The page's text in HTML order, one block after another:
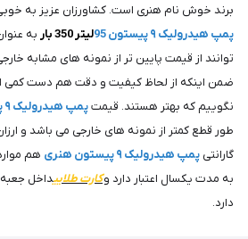
برند خوش نام هنری است. کشاورزان عزیز به
پمپ هیدرولیک ۹ پیستون 95
لیتر 350 بار
به
توانند از قیمت پایین تر از نمونه های مشابه
ضمن اینکه از لحاظ کیفیت و دقت هم دست کمی از
نگوییم که بهتر هستند. قیمتپمپ هیدرولیک ۹ پیستون
طور قطع کمتر از نمونه های خارجی می باشد و
گارانتی پمپ هیدرولیک ۹ پیستون هنری
هم
به مدت یکسال اعتبار دارد وکارت طلاییداخل جعبه
دارد.